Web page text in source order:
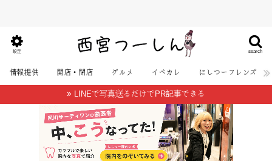
search
設定
情報提供 開店・閉店 グルメ イベカレ にしつーフレンズ
LINEで写真送るだけでPR記事できる